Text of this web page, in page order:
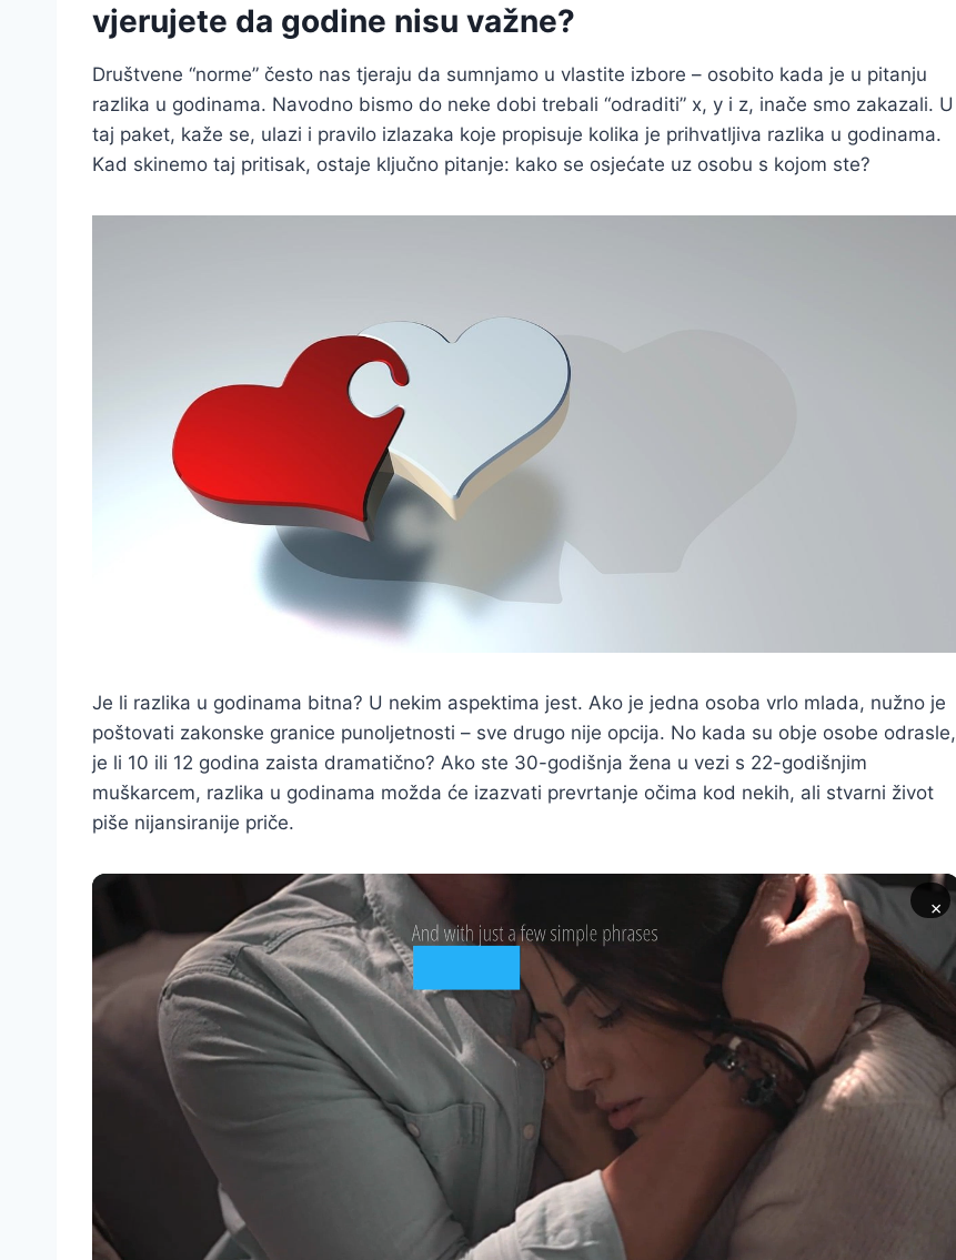
vjerujete da godine nisu važne?
Društvene “norme” često nas tjeraju da sumnjamo u vlastite izbore – osobito kada je u pitanju
razlika u godinama. Navodno bismo do neke dobi trebali “odraditi” x, y i z, inače smo zakazali. U
taj paket, kaže se, ulazi i pravilo izlazaka koje propisuje kolika je prihvatljiva razlika u godinama.
Kad skinemo taj pritisak, ostaje ključno pitanje: kako se osjećate uz osobu s kojom ste?
Je li razlika u godinama bitna? U nekim aspektima jest. Ako je jedna osoba vrlo mlada, nužno je
poštovati zakonske granice punoljetnosti – sve drugo nije opcija. No kada su obje osobe odrasle,
je li 10 ili 12 godina zaista dramatično? Ako ste 30-godišnja žena u vezi s 22-godišnjim
muškarcem, razlika u godinama možda će izazvati prevrtanje očima kod nekih, ali stvarni život
piše nijansiranije priče.
×